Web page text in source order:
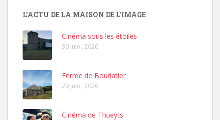
L'ACTU DE LA MAISON DE L'IMAGE
Cinéma sous les étoiles
30 Juin , 2026
Ferme de Bourlatier
29 Juin , 2026
Cinéma de Thueyts